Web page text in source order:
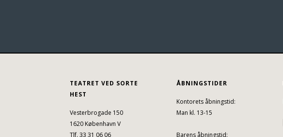
TEATRET VED SORTE
HEST
Vesterbrogade 150
1620 København V
Tlf. 33 31 06 06
ÅBNINGSTIDER
Kontorets åbningstid:
Man kl. 13-15
Barens åbningstid: